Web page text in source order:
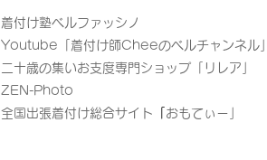
着付け塾ベルファッシノ
Youtube「 着付け師Cheeのベルチャンネル」
二十歳の集いお支度専門ショップ「リレア」​
ZEN-Photo
全国出張着付け総合サイト
​おもてぃー」​